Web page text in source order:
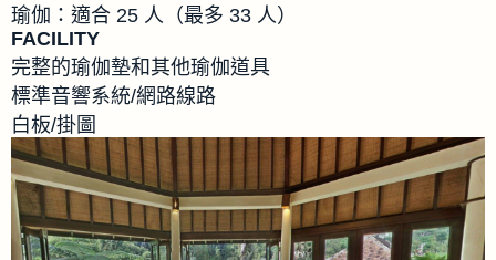
瑜伽：適合 25 人（最多 33 人）
FACILITY
完整的瑜伽墊和其他瑜伽道具
標準音響系統/網路線路
白板/掛圖